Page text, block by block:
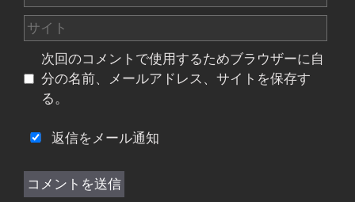
ー
ル
サ
イ
次回のコメントで使用するためブラウザーに自
分の名前、メールアドレス、サイトを保存す
る。
返信をメール通知